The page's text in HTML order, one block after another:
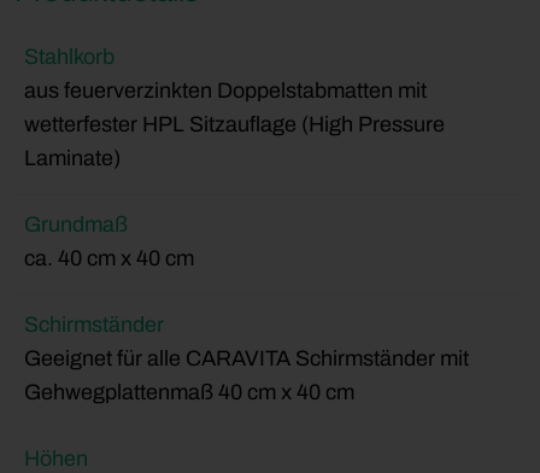
Stahlkorb
aus feuerverzinkten Doppelstabmatten mit
wetterfester HPL Sitzauflage (High Pressure
Laminate)
Grundmaß
ca. 40 cm x 40 cm
Schirmständer
Geeignet für alle CARAVITA Schirmständer mit
Gehwegplattenmaß 40 cm x 40 cm
Höhen